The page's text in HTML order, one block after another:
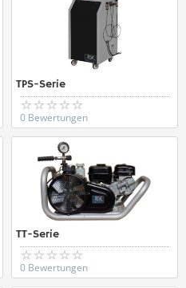
TPS-Serie
0 Bewertungen
TT-Serie
0 Bewertungen